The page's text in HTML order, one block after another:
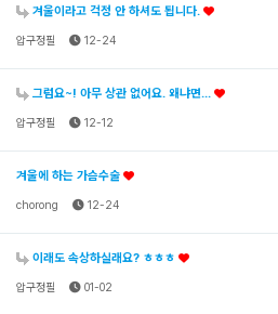
겨울이라고 걱정 안 하셔도 됩니다.
압구정필 12-24
그럼요~! 아무 상관 없어요. 왜냐면...
압구정필 12-12
겨울에 하는 가슴수술
chorong 12-24
이래도 속상하실래요? ㅎㅎㅎ
압구정필 01-02